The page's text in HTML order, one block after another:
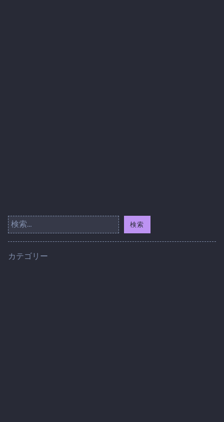
検
索:
カテゴリー